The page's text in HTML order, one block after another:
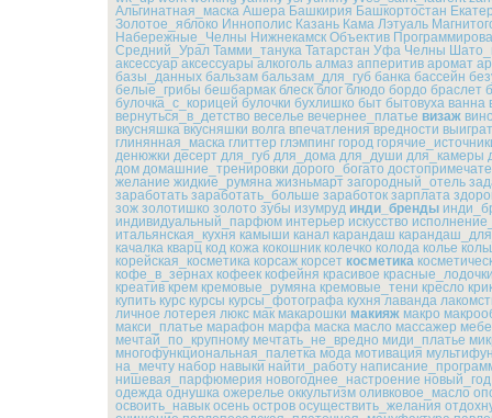
Альгинатная_маска Ашера Башкирия Башкортостан
Золотое_яблоко Иннополис Казань Кама Лэтуаль
Набережные_Челны Нижнекамск Объектив
Средний_Урал Тамми_танука Татарстан Уфа Челны
аксессуар аксессуары алкоголь алмаз апперитив аромат
базы_данных бальзам бальзам_для_губ банка бассейн
белые_грибы бешбармак блеск блог блюдо бордо браслет
булочка_с_корицей булочки бухлишко быт бытовуха ванна
вернуться_в_детство веселье вечернее_платье визаж
вкусняшка вкусняшки волга впечатления вредности
глинянная_маска глиттер глэмпинг город
денюжки десерт для_губ для_дома для_души для_камеры
дом домашние_тренировки дорого_богато
желание жидкие_румяна жизньмарт загородный_отель
заработать заработать_больше заработок зарплата
зож золотишко золото зубы изумруд инди_бренды
индивидуальный_парфюм интерьер искусство
итальянская_кухня камыши канал карандаш
качалка кварц код кожа кокошник колечко колода колье
корейская_косметика корсаж корсет косметика
кофе_в_зернах кофеек кофейня красивое
креатив крем кремовые_румяна кремовые_тени кресло
купить курс курсы курсы_фотографа кухня лаванда
личное лотерея люкс мак макарошки макияж макро
макси_платье марафон марфа маска масло массажер
мечтай_по_крупному мечтать_не_вредно миди_платье
многофункциональная_палетка мода мотивация
на_мечту набор навыки найти_работу
нишевая_парфюмерия новогоднее_настроение новый_год
одежда однушка ожерелье оккультизм оливковое_масло
освоить_навык осень остров осуществить_желания